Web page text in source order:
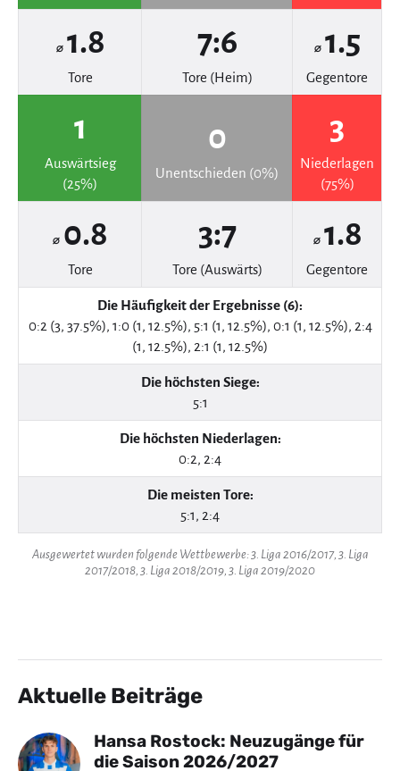
⌀ 1.8
Tore
7:6
Tore (Heim)
⌀ 1.5
Gegentore
1
Auswärtsieg
(25%)
0
Unentschieden (0%)
3
Niederlagen
(75%)
⌀ 0.8
Tore
3:7
Tore (Auswärts)
⌀ 1.8
Gegentore
Die Häufigkeit der Ergebnisse (6):
0:2 (3, 37.5%), 1:0 (1, 12.5%), 5:1 (1, 12.5%), 0:1 (1, 12.5%), 2:4
(1, 12.5%), 2:1 (1, 12.5%)
Die höchsten Siege:
5:1
Die höchsten Niederlagen:
0:2, 2:4
Die meisten Tore:
5:1, 2:4
Ausgewertet wurden folgende Wettbewerbe: 3. Liga 2016/2017, 3. Liga
2017/2018, 3. Liga 2018/2019, 3. Liga 2019/2020
Aktuelle Beiträge
Hansa Rostock: Neuzugänge für
die Saison 2026/2027